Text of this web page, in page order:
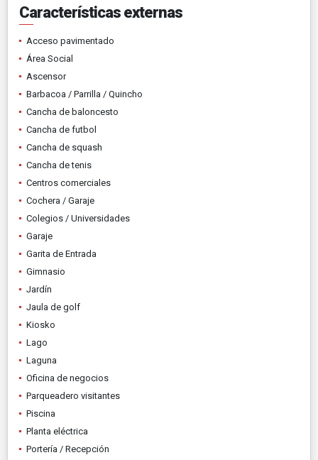
Características externas
Acceso pavimentado
Área Social
Ascensor
Barbacoa / Parrilla / Quincho
Cancha de baloncesto
Cancha de futbol
Cancha de squash
Cancha de tenis
Centros comerciales
Cochera / Garaje
Colegios / Universidades
Garaje
Garita de Entrada
Gimnasio
Jardín
Jaula de golf
Kiosko
Lago
Laguna
Oficina de negocios
Parqueadero visitantes
Piscina
Planta eléctrica
Portería / Recepción